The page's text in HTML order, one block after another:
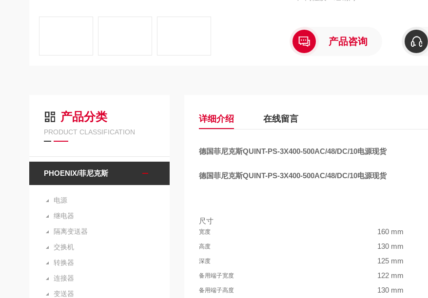
产品咨询
产品分类
PRODUCT CLASSIFICATION
PHOENIX/菲尼克斯
电源
继电器
隔离变送器
交换机
转换器
连接器
变送器
详细介绍 在线留言
德国菲尼克斯QUINT-PS-3X400-500AC/48/DC/10电源现货
德国菲尼克斯QUINT-PS-3X400-500AC/48/DC/10电源现货
尺寸
宽度 160 mm
高度 130 mm
深度 125 mm
备用端子宽度 122 mm
备用端子高度 130 mm